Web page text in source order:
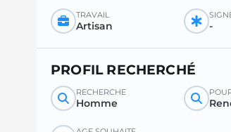
TRAVAIL
Artisan -
PROFIL RECHERCHÉ
RECHERCHE
Homme